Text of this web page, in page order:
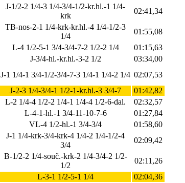
J-1/2-2 1/4-3 1/4-3/4-1/2-kr.hl.-1 1/4-
krk
02:41,34
TB-nos-2-1 1/4-krk-kr.hl.-4 1/4-1/2-3
1/4
01:55,08
L-4 1/2-5-1 3/4-3/4-7-2 1/2-2 1/4
01:15,63
J-3/4-hl.-kr.hl.-3-2 1/2
03:34,00
J-1 1/4-1 3/4-1/2-3/4-7-3 1/4-1 1/4-2 1/4 02:07,53
J-2-3 1/4-3/4-1 1/2-1-kr.hl.-3 3/4-7
01:42,82
L-2 1/4-4 1/2-2 1/4-1 1/4-4 1/2-6-dal.
02:32,57
L-4-1-hl.-1 3/4-11-10-7-6
01:27,84
VL-4 1/2-hl.-1 3/4-3/4
01:58,60
J-1 1/4-krk-3/4-krk-4 1/4-2 1/4-1/2-4
3/4
02:09,42
B-1/2-2 1/4-souč.-krk-2 1/4-3/4-2 1/2-
1/2
02:11,26
L-3-1 1/2-5-1 1/4
02:04,36